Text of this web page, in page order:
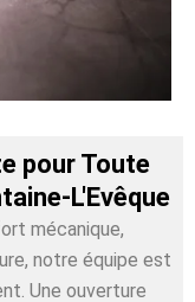
pour Toute
L'Evêque
mécanique,
notre équipe est
Une ouverture